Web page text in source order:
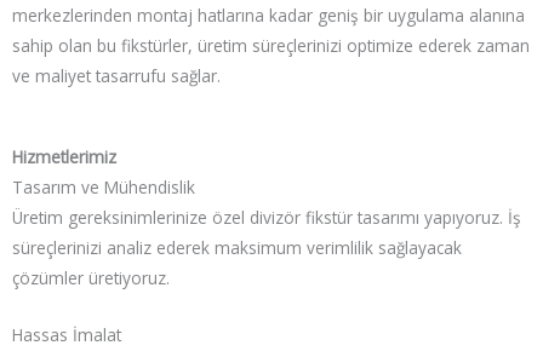
merkezlerinden montaj hatlarına kadar geniş bir uygulama alanına
sahip olan bu fikstürler, üretim süreçlerinizi optimize ederek zaman
ve maliyet tasarrufu sağlar.
Hizmetlerimiz
Tasarım ve Mühendislik
Üretim gereksinimlerinize özel divizör fikstür tasarımı yapıyoruz. İş
süreçlerinizi analiz ederek maksimum verimlilik sağlayacak
çözümler üretiyoruz.
Hassas İmalat